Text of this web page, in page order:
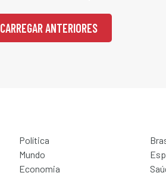
CARREGAR ANTERIORES
Política
Mundo
Economia